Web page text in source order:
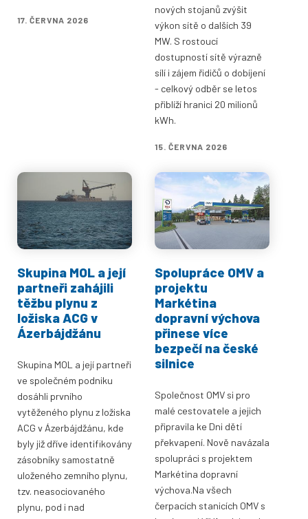
17. ČERVNA 2026
nových stojanů zvýšit
výkon sítě o dalších 39
MW. S rostoucí
dostupností sítě výrazně
sílí i zájem řidičů o dobíjení
- celkový odběr se letos
přiblíží hranici 20 milionů
kWh.
15. ČERVNA 2026
Skupina MOL a její
partneři zahájili
těžbu plynu z
ložiska ACG v
Ázerbájdžánu
Skupina MOL a její partneři
ve společném podniku
dosáhli prvního
vytěženého plynu z ložiska
ACG v Ázerbájdžánu, kde
byly již dříve identifikovány
zásobníky samostatně
uloženého zemního plynu,
tzv. neasociovaného
plynu, pod i nad
Spolupráce OMV a
projektu
Markétina
dopravní výchova
přinese více
bezpečí na české
silnice
Společnost OMV si pro
malé cestovatele a jejich
připravila ke Dni dětí
překvapení. Nově navázala
spolupráci s projektem
Markétina dopravní
výchova.Na všech
čerpacích stanicích OMV s